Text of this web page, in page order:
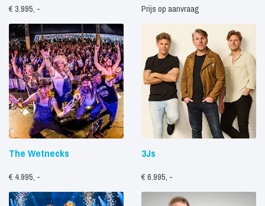
€ 3.995, - Prijs op aanvraag
The Wetnecks
€ 4.995, -
3Js
€ 6.995, -